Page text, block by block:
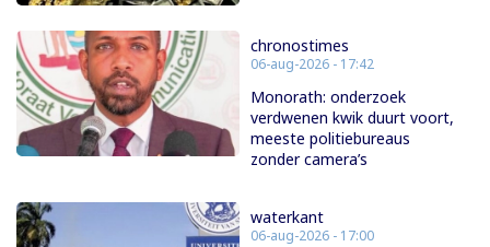
chronostimes
06-aug-2026 - 17:42
Monorath: onderzoek
verdwenen kwik duurt voort,
meeste politiebureaus
zonder camera’s
waterkant
06-aug-2026 - 17:00